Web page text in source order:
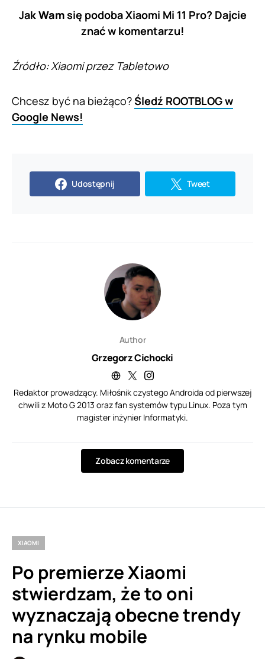
JakWamsię podoba Xiaomi Mi 11 Pro? Dajcie
znać w komentarzu!
Źródło: Xiaomi przez Tabletowo
Chcesz być na bieżąco?Śledź ROOTBLOG w
Google News!
Udostępnij Tweet
Author
Grzegorz Cichocki
Redaktor prowadzący. Miłośnik czystego Androida od pierwszej
chwili z Moto G 2013 oraz fan systemów typu Linux. Poza tym
magister inżynier Informatyki.
Zobacz komentarze
XIAOMI
Po premierze Xiaomi
stwierdzam, że to oni
wyznaczają obecne trendy
na rynku mobile